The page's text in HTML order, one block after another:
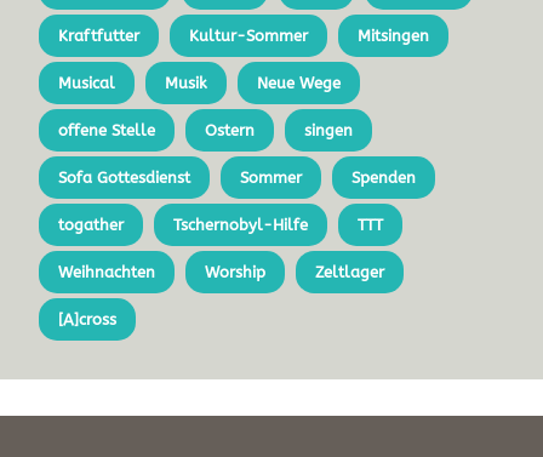
Kraftfutter Kultur-Sommer Mitsingen
Musical Musik Neue Wege
offene Stelle Ostern singen
Sofa Gottesdienst Sommer Spenden
togather Tschernobyl-Hilfe TTT
Weihnachten Worship Zeltlager
[A]cross